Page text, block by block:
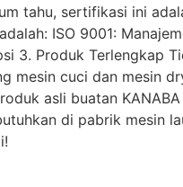
tahu, sertifikasi ini
ISO 9001:
3. Produk Terlengkap
mesin cuci dan mesin
asli buatan
di pabrik mesin